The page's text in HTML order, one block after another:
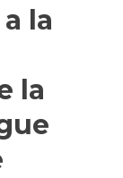
la
la